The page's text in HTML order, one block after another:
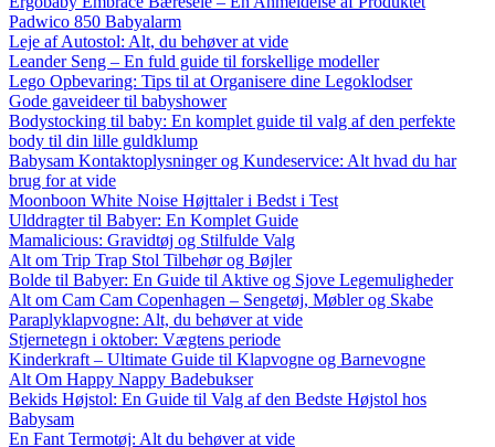
Padwico 850 Babyalarm
Leje af Autostol: Alt, du behøver at vide
Leander Seng – En fuld guide til forskellige modeller
Lego Opbevaring: Tips til at Organisere dine Legoklodser
Gode gaveideer til babyshower
Bodystocking til baby: En komplet guide til valg af den perfekte
body til din lille guldklump
Babysam Kontaktoplysninger og Kundeservice: Alt hvad du har
brug for at vide
Moonboon White Noise Højttaler i Bedst i Test
Ulddragter til Babyer: En Komplet Guide
Mamalicious: Gravidtøj og Stilfulde Valg
Alt om Trip Trap Stol Tilbehør og Bøjler
Bolde til Babyer: En Guide til Aktive og Sjove Legemuligheder
Alt om Cam Cam Copenhagen – Sengetøj, Møbler og Skabe
Paraplyklapvogne: Alt, du behøver at vide
Stjernetegn i oktober: Vægtens periode
Kinderkraft – Ultimate Guide til Klapvogne og Barnevogne
Alt Om Happy Nappy Badebukser
Bekids Højstol: En Guide til Valg af den Bedste Højstol hos
Babysam
En Fant Termotøj: Alt du behøver at vide